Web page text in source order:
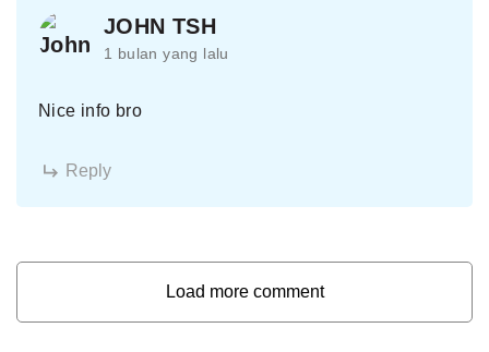
JOHN TSH
1 bulan yang lalu
Nice info bro
Reply
Load more comment